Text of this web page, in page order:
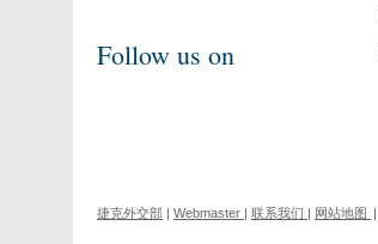
Follow us on
捷克外交部 | Webmaster | 联系我们 | 网站地图 |